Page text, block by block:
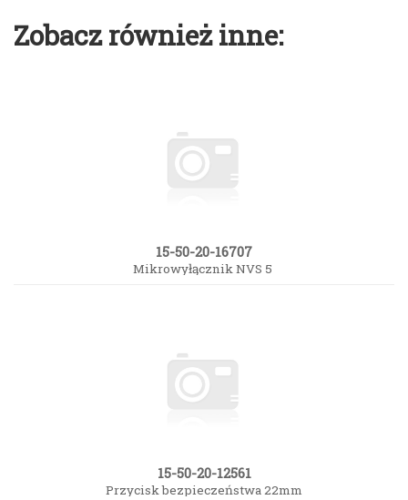
Zobacz również inne:
15-50-20-16707
Mikrowyłącznik NVS 5
15-50-20-12561
Przycisk bezpieczeństwa 22mm